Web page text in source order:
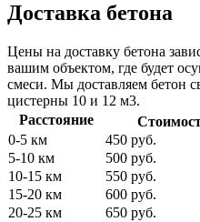
Доставка бетона
Цены на доставку бетона
вашим объектом, где будет
смеси. Мы доставляем бетон
цистерны 10 и 12 м3.
Расстояние
0-5 км
450 руб.
5-10 км
500 руб.
10-15 км
550 руб.
15-20 км
600 руб.
20-25 км
650 руб.